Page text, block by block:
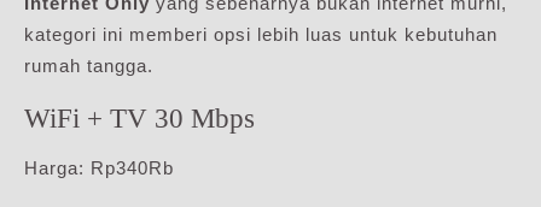
kategori ini memberi opsi lebih luas untuk kebutuhan
rumah tangga.
WiFi + TV 30 Mbps
Harga: Rp340Rb